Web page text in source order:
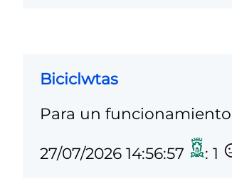
Biciclwtas
Para un
27/07/2026 14:56:57 : 1